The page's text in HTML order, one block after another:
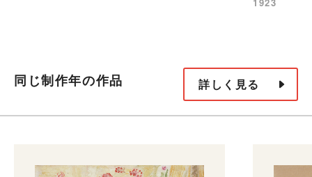
同じ制作年の作品 詳しく見る